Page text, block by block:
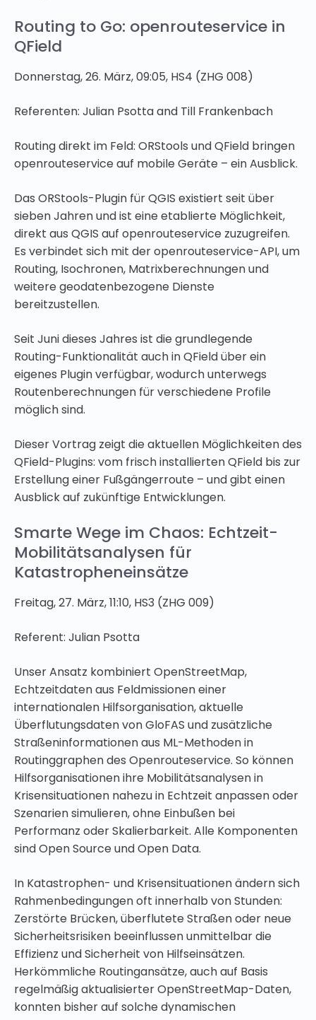
Routing to Go: openrouteservice in
QField
Donnerstag, 26. März, 09:05, HS4 (ZHG 008)
Referenten: Julian Psotta and Till Frankenbach
Routing direkt im Feld: ORStools und QField bringen
openrouteservice auf mobile Geräte – ein Ausblick.
Das ORStools-Plugin für QGIS existiert seit über
sieben Jahren und ist eine etablierte Möglichkeit,
direkt aus QGIS auf openrouteservice zuzugreifen.
Es verbindet sich mit der openrouteservice-API, um
Routing, Isochronen, Matrixberechnungen und
weitere geodatenbezogene Dienste
bereitzustellen.
Seit Juni dieses Jahres ist die grundlegende
Routing-Funktionalität auch in QField über ein
eigenes Plugin verfügbar, wodurch unterwegs
Routenberechnungen für verschiedene Profile
möglich sind.
Dieser Vortrag zeigt die aktuellen Möglichkeiten des
QField-Plugins: vom frisch installierten QField bis zur
Erstellung einer Fußgängerroute – und gibt einen
Ausblick auf zukünftige Entwicklungen.
Smarte Wege im Chaos: Echtzeit-
Mobilitätsanalysen für
Katastropheneinsätze
Freitag, 27. März, 11:10, HS3 (ZHG 009)
Referent: Julian Psotta
Unser Ansatz kombiniert OpenStreetMap,
Echtzeitdaten aus Feldmissionen einer
internationalen Hilfsorganisation, aktuelle
Überflutungsdaten von GloFAS und zusätzliche
Straßeninformationen aus ML-Methoden in
Routinggraphen des Openrouteservice. So können
Hilfsorganisationen ihre Mobilitätsanalysen in
Krisensituationen nahezu in Echtzeit anpassen oder
Szenarien simulieren, ohne Einbußen bei
Performanz oder Skalierbarkeit. Alle Komponenten
sind Open Source und Open Data.
In Katastrophen- und Krisensituationen ändern sich
Rahmenbedingungen oft innerhalb von Stunden:
Zerstörte Brücken, überflutete Straßen oder neue
Sicherheitsrisiken beeinflussen unmittelbar die
Effizienz und Sicherheit von Hilfseinsätzen.
Herkömmliche Routingansätze, auch auf Basis
regelmäßig aktualisierter OpenStreetMap-Daten,
konnten bisher auf solche dynamischen